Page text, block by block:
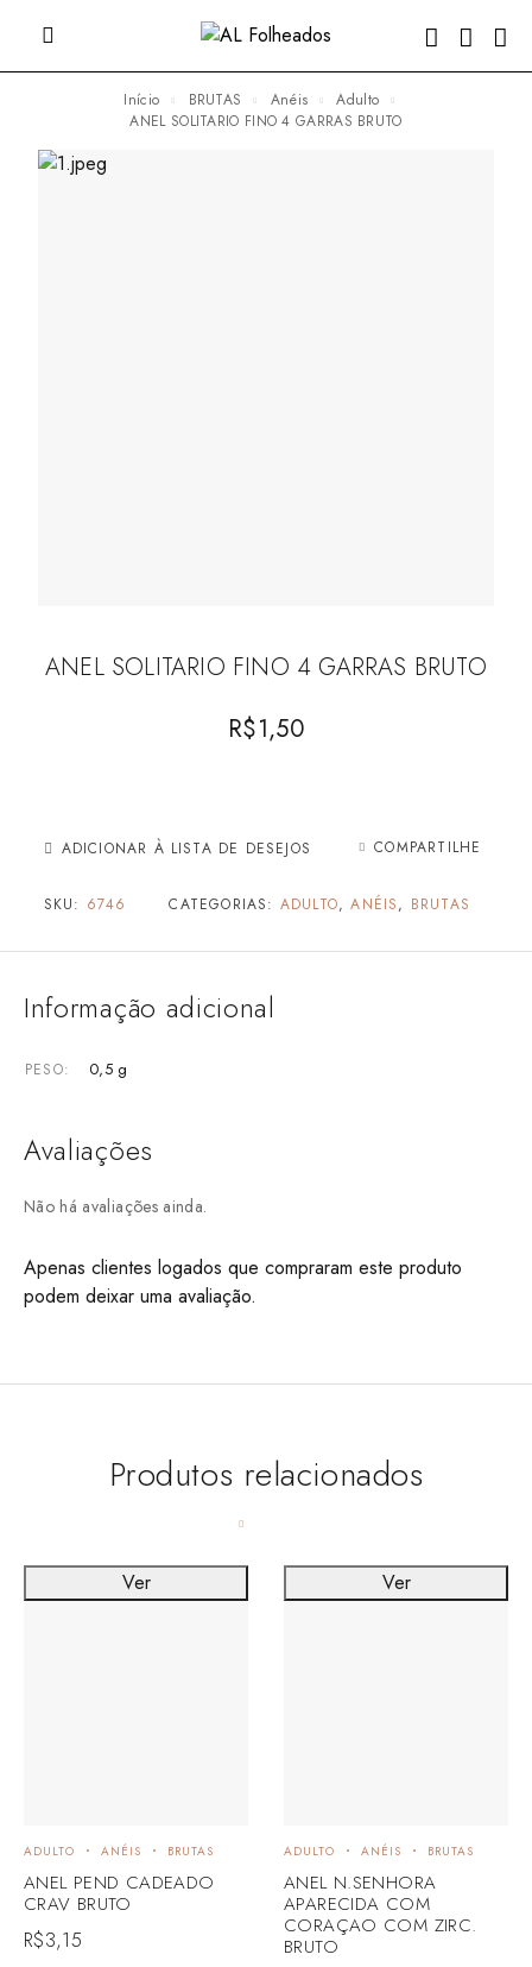
Início BRUTAS Anéis
Adulto
ANEL SOLITARIO FINO 4 GARRAS BRUTO
ANEL SOLITARIO FINO 4 GARRAS BRUTO
R$1,50
ADICIONAR À LISTA DE DESEJOS COMPARTILHE
SKU: 6746 CATEGORIAS: ADULTO,ANÉIS, BRUTAS
Informação adicional
PESO 0,5 g
Avaliações
Não há avaliações ainda.
Apenas clientes logados que compraram este produto
podem deixar uma avaliação.
Produtos relacionados
ADULTO ANÉIS BRUTAS
ANEL PEND CADEADO
CRAV BRUTO
R$3,15
Ver
ADULTO ANÉIS BRUTAS
ANEL N.SENHORA
APARECIDA COM
CORAÇAO COM ZIRC.
BRUTO
Ver